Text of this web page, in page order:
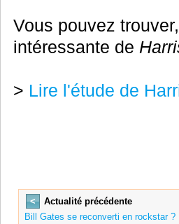
Vous pouvez
intéressante de
> Lire l'étude de
<
Actualité précédente
Bill Gates se reconverti en rockstar ?